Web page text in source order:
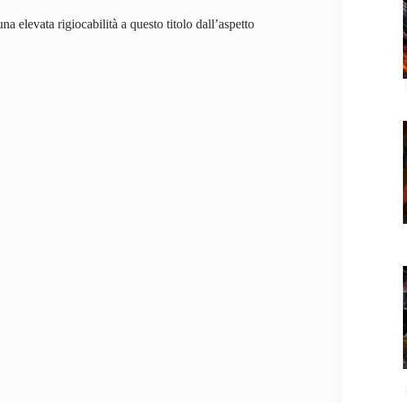
elevata rigiocabilità a questo titolo dall’aspetto